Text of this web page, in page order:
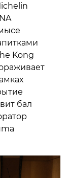
Kong
бал